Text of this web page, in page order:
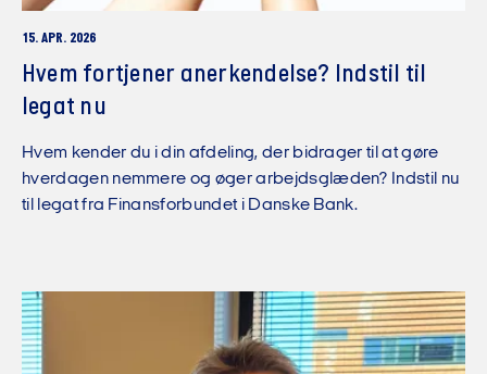
15. APR. 2026
Hvem fortjener anerkendelse? Indstil til
legat nu
Hvem kender du i din afdeling, der bidrager til at gøre
hverdagen nemmere og øger arbejdsglæden? Indstil nu
til legat fra Finansforbundet i Danske Bank.